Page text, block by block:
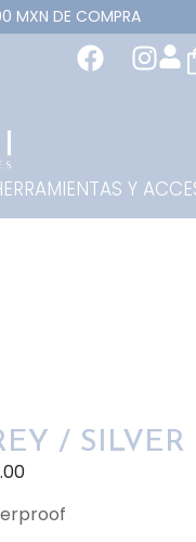
MXN DE COMPRA
Y
/ SILVER